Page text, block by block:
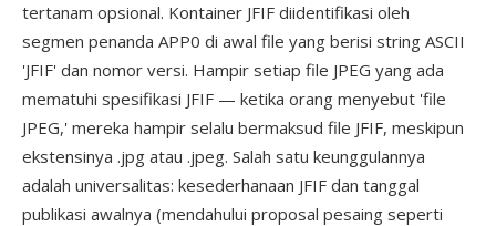
tertanam opsional. Kontainer JFIF diidentifikasi oleh
segmen penanda APP0 di awal file yang berisi string ASCII
'JFIF' dan nomor versi. Hampir setiap file JPEG yang ada
mematuhi spesifikasi JFIF — ketika orang menyebut 'file
JPEG,' mereka hampir selalu bermaksud file JFIF, meskipun
ekstensinya .jpg atau .jpeg. Salah satu keunggulannya
adalah universalitas: kesederhanaan JFIF dan tanggal
publikasi awalnya (mendahului proposal pesaing seperti